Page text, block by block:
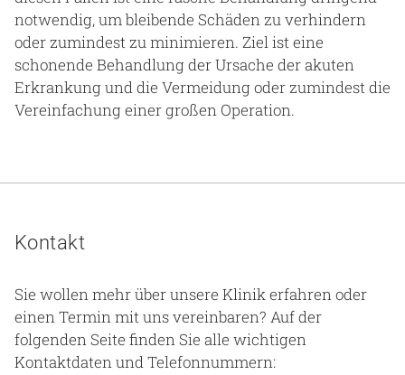
notwendig, um bleibende Schäden zu verhindern
oder zumindest zu minimieren. Ziel ist eine
schonende Behandlung der Ursache der akuten
Erkrankung und die Vermeidung oder zumindest die
Vereinfachung einer großen Operation.
Kontakt
Sie wollen mehr über unsere Klinik erfahren oder
einen Termin mit uns vereinbaren? Auf der
folgenden Seite finden Sie alle wichtigen
Kontaktdaten und Telefonnummern: